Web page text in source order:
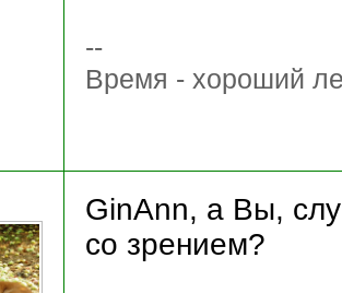
--
Время - хороший
GinAnn, а Вы,
со зрением?